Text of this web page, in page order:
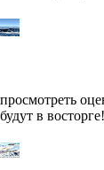
в восторге!